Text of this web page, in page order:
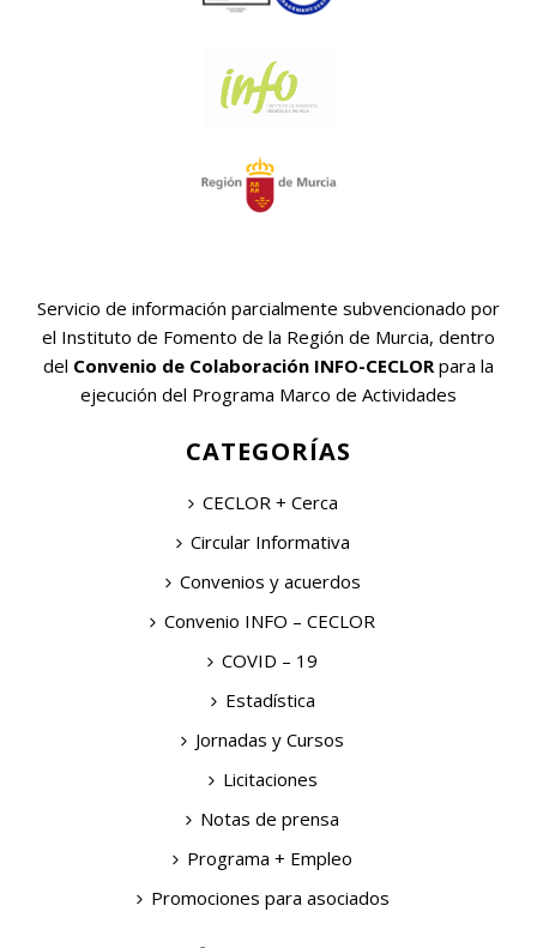
Servicio de información parcialmente subvencionado por
el Instituto de Fomento de la Región de Murcia, dentro
del Convenio de Colaboración INFO-CECLOR para la
ejecución del Programa Marco de Actividades
CATEGORÍAS
CECLOR + Cerca
Circular Informativa
Convenios y acuerdos
Convenio INFO – CECLOR
COVID – 19
Estadística
Jornadas y Cursos
Licitaciones
Notas de prensa
Programa + Empleo
Promociones para asociados